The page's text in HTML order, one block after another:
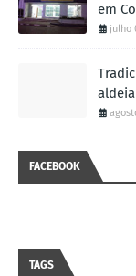
em
julho
FACEBOOK
TAGS